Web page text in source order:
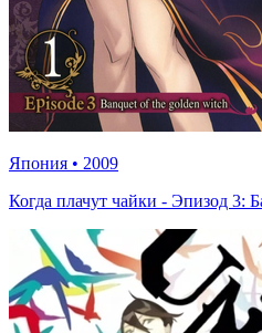
Япония • 2009
Когда плачут чайки - Эпизод 3: